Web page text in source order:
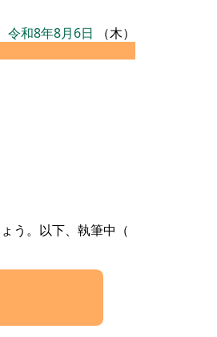
令和8年8月6日 （木）
う。以下、執筆中（